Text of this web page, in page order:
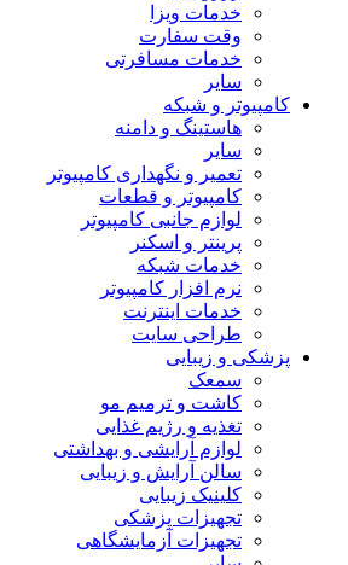
خدمات ویزا
وقت سفارت
خدمات مسافرتی
سایر
کامپیوتر و شبکه
هاستینگ و دامنه
سایر
تعمیر و نگهداری کامپیوتر
کامپیوتر و قطعات
لوازم جانبی کامپیوتر
پرینتر و اسکنر
خدمات شبکه
نرم افزار کامپیوتر
خدمات اینترنت
طراحی سایت
پزشکی و زیبایی
سمعک
کاشت و ترمیم مو
تغذیه و رژیم غذایی
لوازم آرایشی و بهداشتی
سالن آرایش و زیبایی
کلینیک زیبایی
تجهیزات پزشکی
تجهیزات آزمایشگاهی